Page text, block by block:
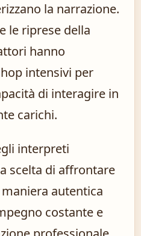
la narrazione.
le riprese della
hanno
intensivi per
di interagire in
carichi.
interpreti
scelta di affrontare
autentica
costante e